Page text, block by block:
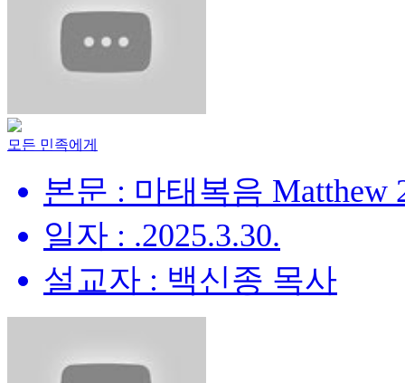
모든 민족에게
본문 : 마태복음 Matthew
일자 : .2025.3.30.
설교자 : 백신종 목사